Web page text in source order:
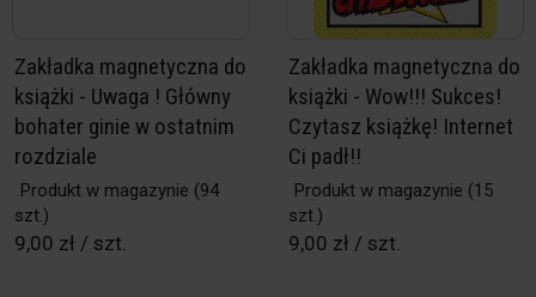
Zakładka magnetyczna do
książki - Uwaga ! Główny
bohater ginie w ostatnim
rozdziale
Produkt w magazynie (94
szt.)
9,00 zł / szt.
Zakładka magnetyczna do
książki - Wow!!! Sukces!
Czytasz książkę! Internet
Ci padł!!
Produkt w magazynie (15
szt.)
9,00 zł / szt.